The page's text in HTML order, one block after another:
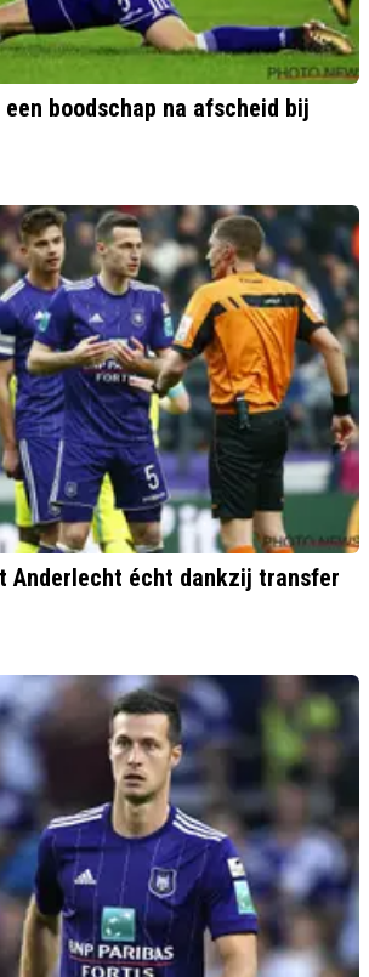
boodschap na afscheid bij
Anderlecht écht dankzij transfer